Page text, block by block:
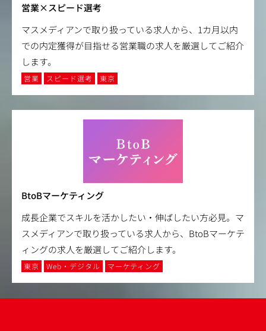
営業×スピード選考
マスメディアンで取り扱っている求人から、1カ月以内
での内定獲得が目指せる営業職の求人を厳選してご紹介
します。
営業 スピード選考 東京
BtoBマーケティング
成長企業でスキルを活かしたい・伸ばしたい方必見。マ
スメディアンで取り扱っている求人から、BtoBマーケテ
ィングの求人を厳選してご紹介します。
東京 Web・デジタル マーケティング